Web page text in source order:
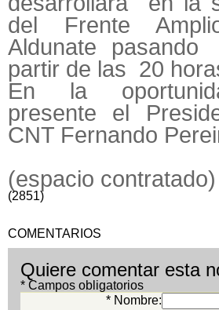
del Frente
Aldunate
partir de las 20
En la
presente el
CNT Fernando
(espacio contratado)
(2851)
COMENTARIOS
Quiere comentar esta
* Campos obligatorios
* Nombre: